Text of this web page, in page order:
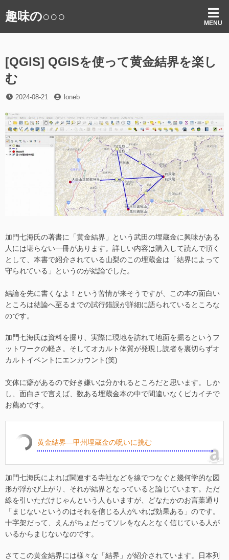
ン
キ
ッ
趣味の○○○ MENU
[QGIS] QGISを使って黄金結界を楽し
む
投
日
2024-08-21
投
者
loneb
加門七海氏の著書に「黄金結界」という武田の埋蔵金に興味がある
人には堪らない一冊があります。詳しい内容は購入して読んで頂く
として、本書で紹介されている山梨のこの埋蔵金は「結界によって
守られている」というのが結論でした。
結論を先に書くなよ！という苦情が来そうですが、この本の面白い
ところは結論へ至るまでの試行錯誤が詳細に語られているところな
のです。
加門七海氏は資料を掘り、実際に現地を訪れて地面を掘るというフ
ットワークの軽さ。そしてオカルト体質が発現し読者を裏切らずオ
カルトイベントにエンカウント(笑)
文体に癖があるので好き嫌いは分かれるところだと思います。しか
し、面白さで言えば、数ある埋蔵金本の中で間違いなくピカイチで
お薦めです。
黄金結界―甲州埋蔵金の呪いに挑む
加門七海氏によれば関連する寺社などを線でつなぐと幾何学的な図
形が浮かび上がり、それが結界となっていると論じています。ただ
線を引いただけじゃんという人もいますが、どなたかのお言葉通り
「まじないというのはそれを信じる人がいれば効果ある」のです。
十字架だって、えんがちょだってソレをなんとなく信じている人が
いるからまじないなのです。
さてこの黄金結界には様々な「結界」が紹介されています。日本列